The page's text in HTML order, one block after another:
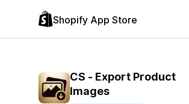
Shopify App Store
CS ‑ Export Product
Images